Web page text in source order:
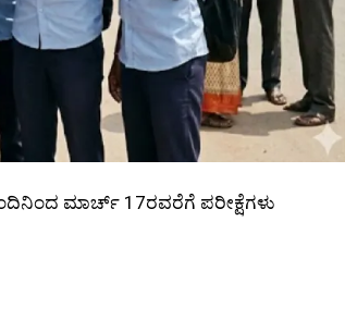
ಮಾರ್ಚ್ 17ರವರೆಗೆ ಪರೀಕ್ಷೆಗಳು